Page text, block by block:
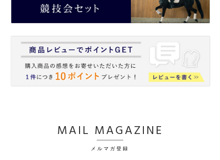
MAIL MAGAZINE
メルマガ登録